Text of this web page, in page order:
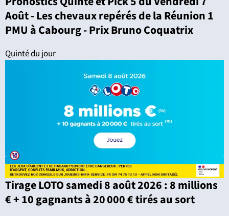
Août - Les chevaux repérés de la Réunion 1
PMU à Cabourg - Prix Bruno Coquatrix
Quinté du jour
Tirage LOTO samedi 8 août 2026 : 8 millions
€ + 10 gagnants à 20 000 € tirés au sort